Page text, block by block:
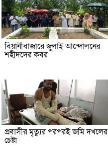
বিয়ানীবাজারে জুলাই আন্দোলনের
শহীদদের কবর
প্রবাসীর মৃত্যুর পরপরই জমি দখলের
চেষ্টা